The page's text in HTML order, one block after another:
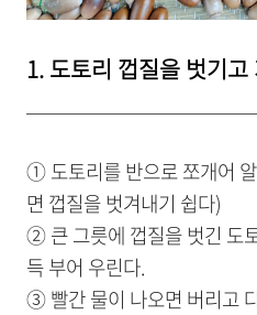
1. 도토리 껍질을 벗기고
① 도토리를 반으로 쪼개어
면 껍질을 벗겨내기 쉽다)
② 큰 그릇에 껍질을 벗긴 도
득 부어 우린다.
③ 빨간 물이 나오면 버리고